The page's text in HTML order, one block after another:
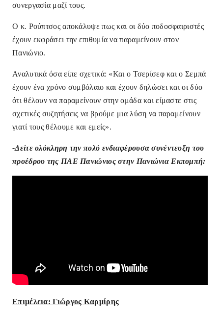
συνεργασία μαζί τους.
Ο κ. Ρούπτσος αποκάλυψε πως και οι δύο ποδοσφαιριστές
έχουν εκφράσει την επιθυμία να παραμείνουν στον
Πανιώνιο.
Αναλυτικά όσα είπε σχετικά: «Και ο Τσερίσεφ και ο Σεμπά
έχουν ένα χρόνο συμβόλαιο και έχουν δηλώσει και οι δύο
ότι θέλουν να παραμείνουν στην ομάδα και είμαστε στις
σχετικές συζητήσεις να βρούμε μια λύση να παραμείνουν
γιατί τους θέλουμε και εμείς».
-Δείτε ολόκληρη την πολύ ενδιαφέρουσα συνέντευξη του
προέδρου της ΠΑΕ Πανιώνιος στην Πανιώνια Εκπομπή:
Επιμέλεια: Γιώργος Καρμίρης